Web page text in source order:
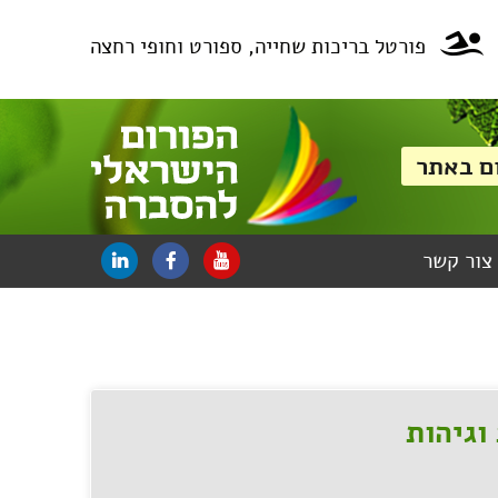
פורטל בריכות שחייה, ספורט וחופי רחצה
צור קשר